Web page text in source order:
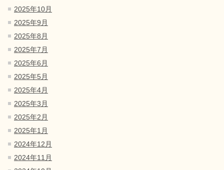
2025年10月
2025年9月
2025年8月
2025年7月
2025年6月
2025年5月
2025年4月
2025年3月
2025年2月
2025年1月
2024年12月
2024年11月